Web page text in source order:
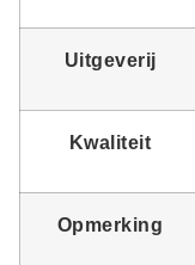
Uitgeverij
Kwaliteit
Opmerking